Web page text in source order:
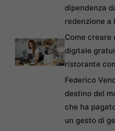
dipendenza
redenzione a
Come creare
digitale
ristorante
Federico
destino del
che ha
un gesto di